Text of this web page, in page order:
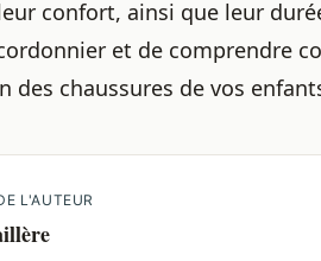
confort, ainsi que leur
et de comprendre
des chaussures de vos
L'AUTEUR